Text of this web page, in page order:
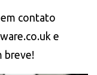
contato
e
breve!